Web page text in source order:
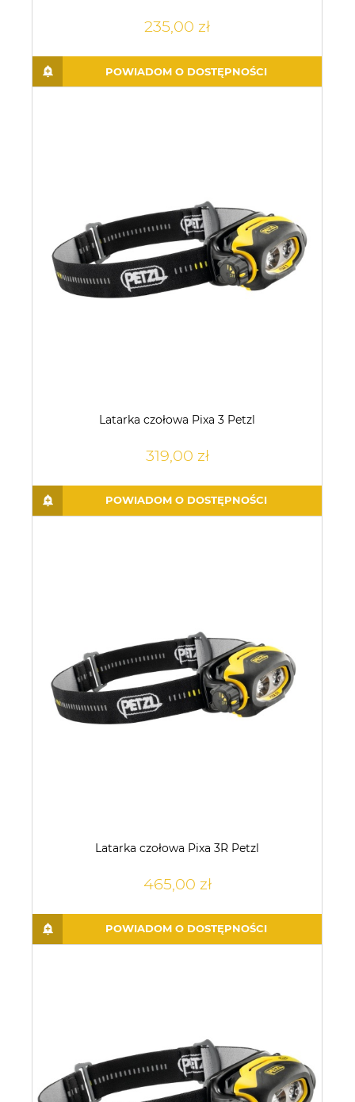
235,00 zł
POWIADOM O DOSTĘPNOŚCI
Latarka czołowa Pixa 3 Petzl
319,00 zł
POWIADOM O DOSTĘPNOŚCI
Latarka czołowa Pixa 3R Petzl
465,00 zł
POWIADOM O DOSTĘPNOŚCI